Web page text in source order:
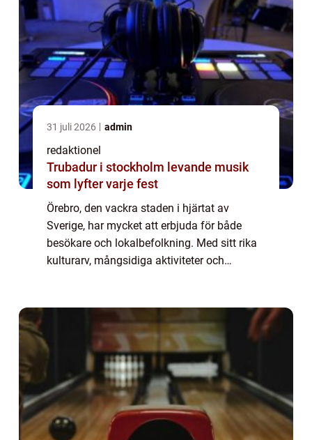
31 juli 2026 admin
redaktionel
Trubadur i stockholm levande musik
som lyfter varje fest
Örebro, den vackra staden i hjärtat av
Sverige, har mycket att erbjuda för både
besökare och lokalbefolkning. Med sitt rika
kulturarv, mångsidiga aktiviteter och